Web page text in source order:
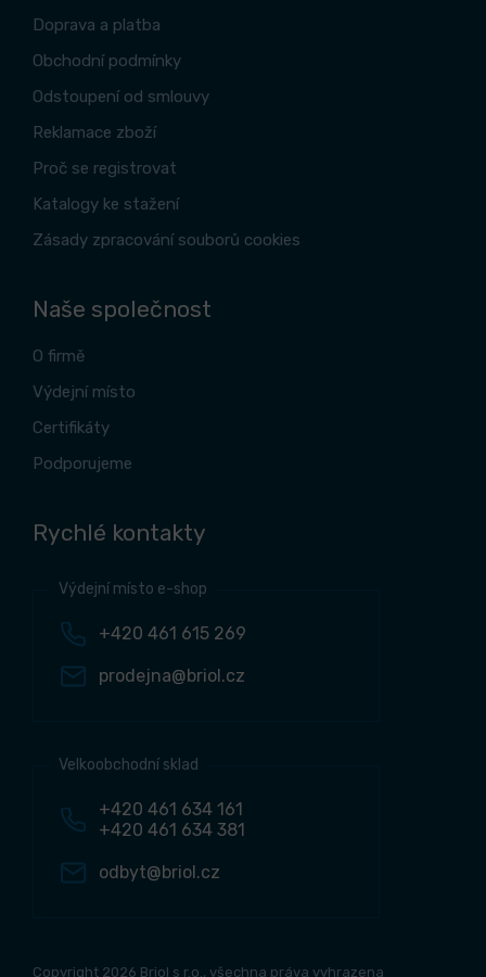
Doprava a platba
Obchodní podmínky
Odstoupení od smlouvy
Reklamace zboží
Proč se registrovat
Katalogy ke stažení
Zásady zpracování souborů cookies
Naše společnost
O firmě
Výdejní místo
Certifikáty
Podporujeme
Rychlé kontakty
Výdejní místo e-shop
+420 461 615 269
prodejna@briol.cz
Velkoobchodní sklad
+420 461 634 161
+420 461 634 381
odbyt@briol.cz
Copyright 2026 Briol s r.o., všechna práva vyhrazena